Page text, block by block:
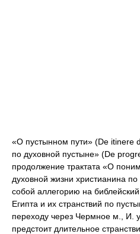
«О пустынном пути» (De itinere
по духовной пустыне» (De
продолжение трактата «О
духовной жизни христианина
собой аллегорию на
Египта и их странствий по
переходу через Чермное м., И.
предстоит длительное